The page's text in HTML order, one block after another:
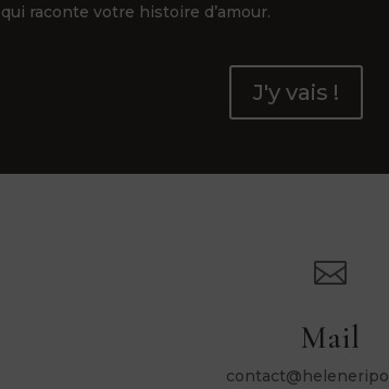
qui raconte votre histoire d’amour.
J'y vais !

Mail